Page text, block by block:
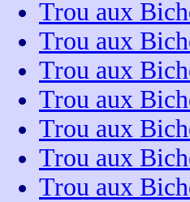
Trou aux
Trou aux
Trou aux
Trou aux
Trou aux
Trou aux
Trou aux